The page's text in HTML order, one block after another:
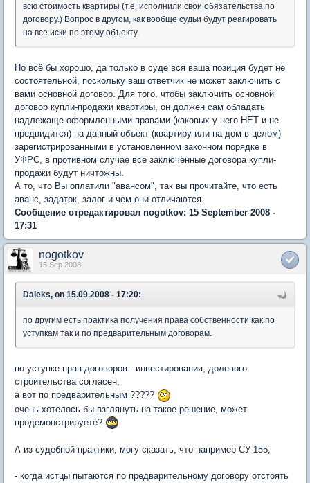
всю стоимость квартиры (т.е. исполнили свои обязательства по
договору.) Вопрос в другом, как вообще судьи будут реагировать
на все иски по этому объекту.
Но всё бы хорошо, да только в суде вся ваша позиция будет не
состоятельной, поскольку ваш ответчик не может заключить с
вами основной договор. Для того, чтобы заключить основной
договор купли-продажи квартиры, он должен сам обладать
надлежаще оформленными правами (каковых у него НЕТ и не
предвидится) на данный объект (квартиру или на дом в целом)
зарегистрированными в установленном законном порядке в
УФРС, в противном случае все заключённые договора купли-
продажи будут ничтожны.
А то, что Вы оплатили "авансом", так вы прочитайте, что есть
аванс, задаток, залог и чем они отличаются.
Сообщение отредактировал nogotkov: 15 September 2008 -
17:31
nogotkov
15 Sep 2008
Daleks, on 15.09.2008 - 17:20:
по другим есть практика получения права собственности как по
уступкам так и по предварительным договорам.
по уступке прав договоров - инвестирования, долевого
строительства согласен,
а вот по предварительным ?????
очень хотелось бы взглянуть на такое решение, может
продемонстрируете?
А из судебной практики, могу сказать, что например СУ 155,
- когда истцы пытаются по предварительному договору отстоять